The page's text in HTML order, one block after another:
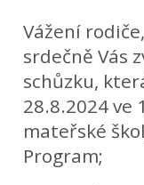
Vážení rodiče,
srdečně Vás
schůzku,
28.8.2024 ve
mateřské
Program;